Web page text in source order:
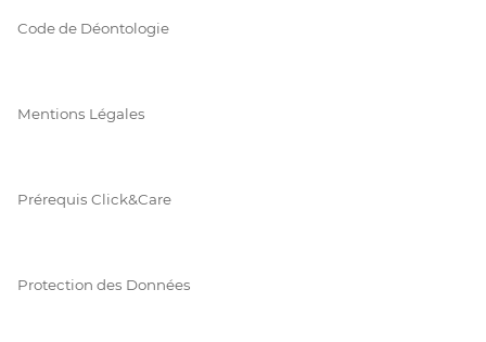
Code de Déontologie
Mentions Légales
Prérequis Click&Care
Protection des Données